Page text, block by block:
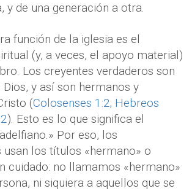
y de una generación a otra.
función de la iglesia es el
(y, a veces, el apoyo material)
Los creyentes verdaderos son
Dios, y así son hermanos y
(Colosenses 1:2; Hebreos
). Esto es lo que significa el
Por eso, los
usan los títulos «hermano» o
cuidado: no llamamos «hermano»
ni siquiera a aquellos que se